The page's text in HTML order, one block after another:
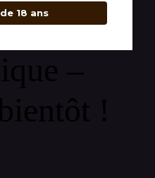
de
–
!
18 ans